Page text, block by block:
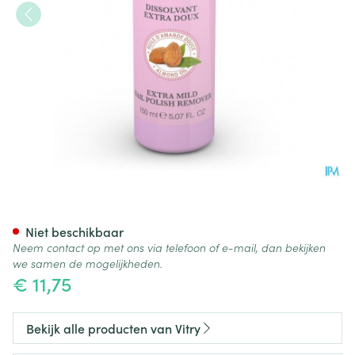
€ 11,75
Niet beschikbaar
Neem contact op met ons via telefoon of e-mail, dan bekijken
we samen de mogelijkheden.
Bekijk alle producten van Vitry